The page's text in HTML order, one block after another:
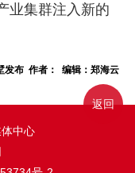
业集群注入新的
发布 作者： 编辑：郑海云
中心
返回